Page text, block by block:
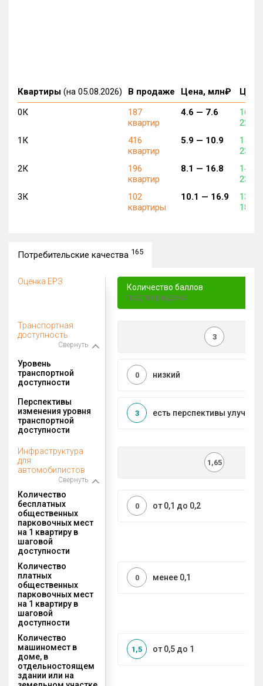
Квартиры (на 05.08.2026) В продаже Цена, млн₽
0К
187
квартир
4.6 — 7.6
169
229
1К
416
квартир
5.9 — 10.9
152
233
2К
196
квартир
8.1 — 16.8
140
233
3К
102
квартиры
10.1 — 16.9
132
183
Потребительские качества 165
Оценка ЕРЗ
Количество баллов
подтверждено
Транспортная
доступность
Свернуть
3
Уровень
транспортной
доступности
низкий
0
Перспективы
изменения уровня
транспортной
доступности
есть перспективы
3
Инфраструктура
для
автомобилистов
Свернуть
1,65
Количество
бесплатных
общественных
парковочных мест
на 1 квартиру в
шаговой
доступности
от 0,1 до 0,2
0
Количество
платных
общественных
парковочных мест
на 1 квартиру в
шаговой
доступности
менее 0,1
0
Количество
машиномест в
доме, в
отдельностоящем
здании или на
от 0,5 до 1
1,5